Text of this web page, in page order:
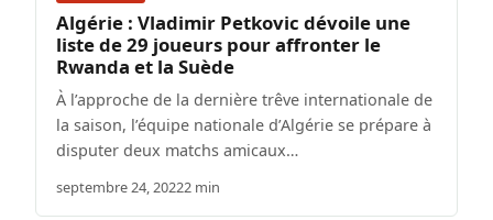
Algérie : Vladimir Petkovic dévoile une
liste de 29 joueurs pour affronter le
Rwanda et la Suède
À l’approche de la dernière trêve internationale de
la saison, l’équipe nationale d’Algérie se prépare à
disputer deux matchs amicaux…
septembre 24, 20222 min